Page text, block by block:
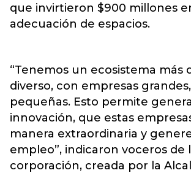
que invirtieron $900 millones
adecuación de espacios.
“Tenemos un ecosistema más
diverso, con empresas
pequeñas. Esto permite
innovación, que estas
manera extraordinaria y
empleo”, indicaron voceros de
corporación, creada por la